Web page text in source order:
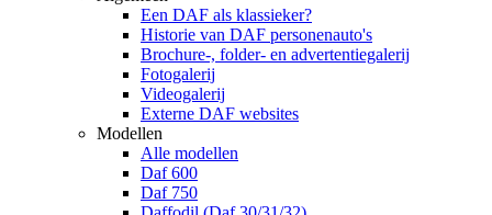
Een DAF als klassieker?
Historie van DAF personenauto's
Brochure-, folder- en advertentiegalerij
Fotogalerij
Videogalerij
Externe DAF websites
Modellen
Alle modellen
Daf 600
Daf 750